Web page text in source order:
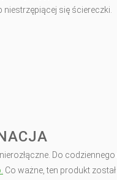
się ściereczki.
Do
Co ważne, ten produkt